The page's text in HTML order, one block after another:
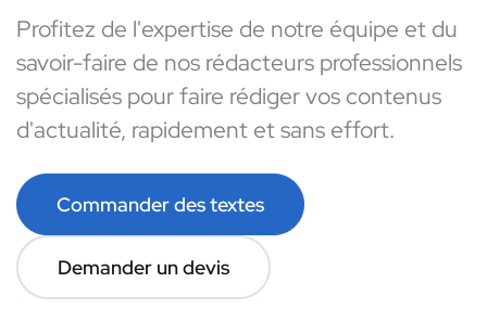
Profitez de l'expertise de notre équipe et du
savoir-faire de nos rédacteurs professionnels
spécialisés pour faire rédiger vos contenus
d'actualité, rapidement et sans effort.
Commander des textes
Demander un devis